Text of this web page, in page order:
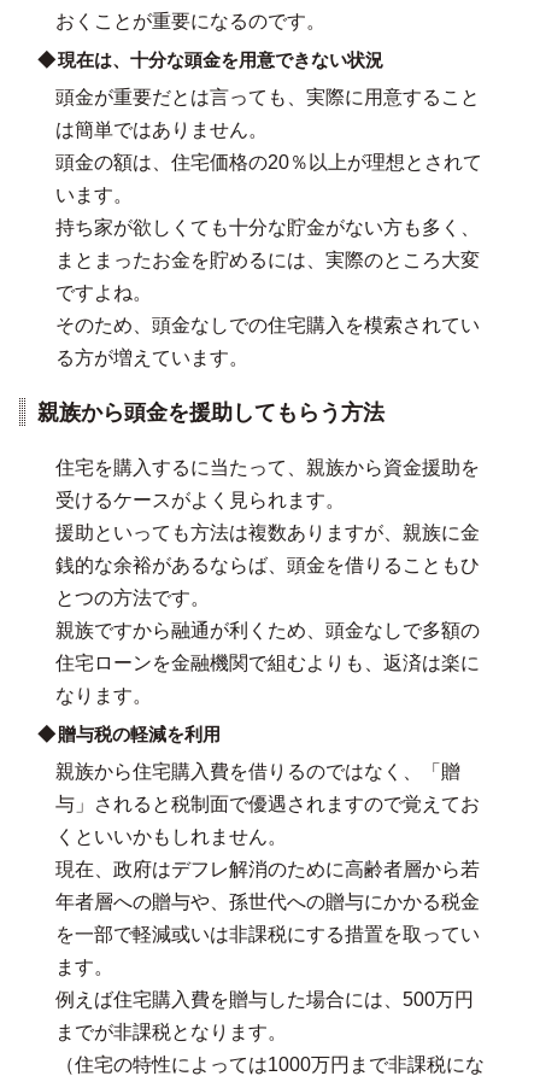
おくことが重要になるのです。
現在は、十分な頭金を用意できない状況
頭金が重要だとは言っても、実際に用意すること
は簡単ではありません。
頭金の額は、住宅価格の20％以上が理想とされて
います。
持ち家が欲しくても十分な貯金がない方も多く、
まとまったお金を貯めるには、実際のところ大変
ですよね。
そのため、頭金なしでの住宅購入を模索されてい
る方が増えています。
親族から頭金を援助してもらう方法
住宅を購入するに当たって、親族から資金援助を
受けるケースがよく見られます。
援助といっても方法は複数ありますが、親族に金
銭的な余裕があるならば、頭金を借りることもひ
とつの方法です。
親族ですから融通が利くため、頭金なしで多額の
住宅ローンを金融機関で組むよりも、返済は楽に
なります。
贈与税の軽減を利用
親族から住宅購入費を借りるのではなく、「贈
与」されると税制面で優遇されますので覚えてお
くといいかもしれません。
現在、政府はデフレ解消のために高齢者層から若
年者層への贈与や、孫世代への贈与にかかる税金
を一部で軽減或いは非課税にする措置を取ってい
ます。
例えば住宅購入費を贈与した場合には、500万円
までが非課税となります。
（住宅の特性によっては1000万円まで非課税にな